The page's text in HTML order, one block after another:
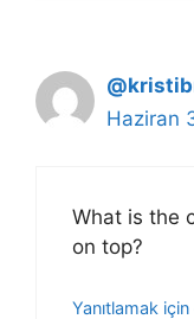
Haziran
What is the
on top?
Yanıtlamak